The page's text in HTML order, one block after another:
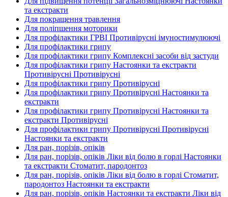
та екстракти
Для покращення травлення
Для поліпшення моторики
Для профілактики ГРВІ Противірусні імуностимулюючі
Для профілактики грипу
Для профілактики грипу Комплексні засоби від застуди
Для профілактики грипу Настоянки та екстракти
Противірусні Противірусні
Для профілактики грипу Противірусні
Для профілактики грипу Противірусні Настоянки та
екстракти
Для профілактики грипу Противірусні Настоянки та
екстракти Противірусні
Для профілактики грипу Противірусні Противірусні
Настоянки та екстракти
Для ран, порізів, опіків
Для ран, порізів, опіків Ліки від болю в горлі Настоянки
та екстракти Стоматит, пародонтоз
Для ран, порізів, опіків Ліки від болю в горлі Стоматит,
пародонтоз Настоянки та екстракти
Для ран, порізів, опіків Настоянки та екстракти Ліки від